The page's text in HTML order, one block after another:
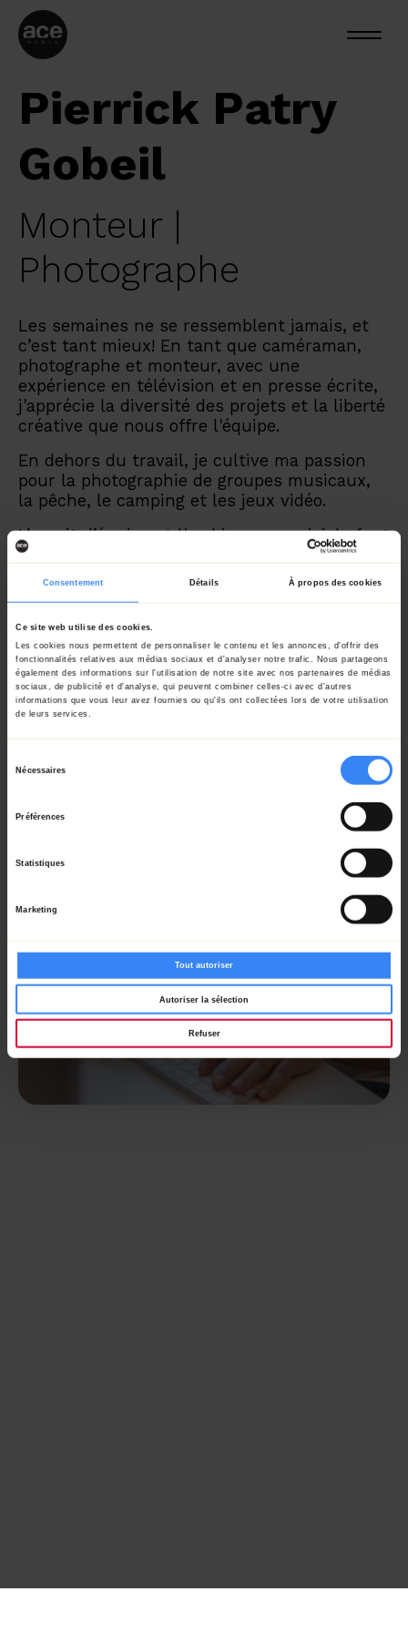
Consentement Détails À propos des cookies
Ce site web utilise des cookies.
Les cookies nous permettent de personnaliser le contenu et les annonces, d'offrir des
fonctionnalités relatives aux médias sociaux et d'analyser notre trafic. Nous partageons
également des informations sur l'utilisation de notre site avec nos partenaires de médias
sociaux, de publicité et d'analyse, qui peuvent combiner celles-ci avec d'autres
informations que vous leur avez fournies ou qu'ils ont collectées lors de votre utilisation
de leurs services.
Nécessaires
Préférences
Statistiques
Marketing
Tout autoriser
Autoriser la sélection
Refuser
Pierrick Patry
Gobeil
Monteur |
Photographe
Les semaines ne se ressemblent jamais, et
c’est tant mieux! En tant que caméraman,
photographe et monteur, avec une
expérience en télévision et en presse écrite,
j'apprécie la diversité des projets et la liberté
créative que nous offre l'équipe.
En dehors du travail, je cultive ma passion
pour la photographie de groupes musicaux,
la pêche, le camping et les jeux vidéo.
L’esprit d’équipe et l'ambiance conviviale font
d'Acemedia un lieu de travail exceptionnel.
L'équipe Acemedia